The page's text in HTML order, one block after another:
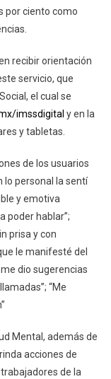
por ciento como
recibir orientación
servicio, que
el cual se
imssdigital y en la
y tabletas.
de los usuarios
lo personal la sentí
y emotiva
poder hablar”;
prisa y con
le manifesté del
dio sugerencias
“Me
Mental, además de
acciones de
de la